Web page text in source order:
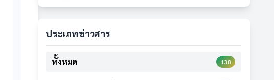
ประเภทข่าวสาร
ทั้งหมด 138